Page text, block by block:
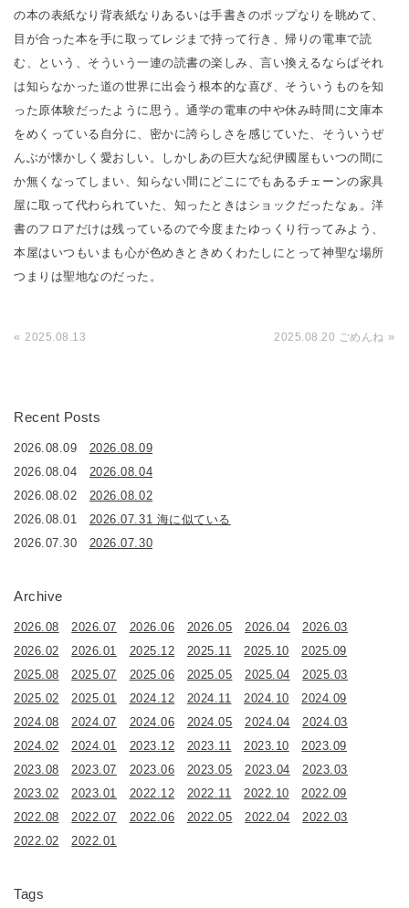
の本の表紙なり背表紙なりあるいは手書きのポップなりを眺めて、
目が合った本を手に取ってレジまで持って行き、帰りの電車で読
む、という、そういう一連の読書の楽しみ、言い換えるならばそれ
は知らなかった道の世界に出会う根本的な喜び、そういうものを知
った原体験だったように思う。通学の電車の中や休み時間に文庫本
をめくっている自分に、密かに誇らしさを感じていた、そういうぜ
んぶが懐かしく愛おしい。しかしあの巨大な紀伊國屋もいつの間に
か無くなってしまい、知らない間にどこにでもあるチェーンの家具
屋に取って代わられていた、知ったときはショックだったなぁ。洋
書のフロアだけは残っているので今度またゆっくり行ってみよう、
本屋はいつもいまも心が色めきときめくわたしにとって神聖な場所
つまりは聖地なのだった。
«2025.08.13 2025.08.20 ごめんね »
Recent Posts
2026.08.09
2026.08.09
2026.08.04
2026.08.04
2026.08.02
2026.08.02
2026.08.01
2026.07.31 海に似ている
2026.07.30
2026.07.30
Archive
2026.08 2026.07 2026.06 2026.05 2026.04
2026.03
2026.02
2026.01 2025.12 2025.11 2025.10
2025.09
2025.08
2025.07 2025.06 2025.05 2025.04
2025.03
2025.02
2025.01 2024.12 2024.11 2024.10
2024.09
2024.08
2024.07 2024.06 2024.05 2024.04
2024.03
2024.02
2024.01 2023.12 2023.11 2023.10
2023.09
2023.08
2023.07 2023.06 2023.05 2023.04
2023.03
2023.02
2023.01 2022.12 2022.11 2022.10
2022.09
2022.08
2022.07 2022.06 2022.05 2022.04
2022.03
2022.02
2022.01
Tags